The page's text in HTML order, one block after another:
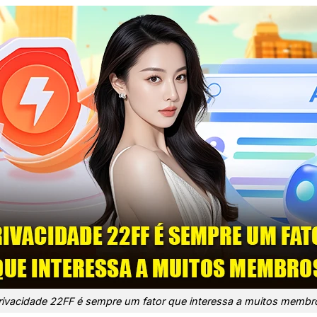
22FF é sempre um fator que interessa a muitos